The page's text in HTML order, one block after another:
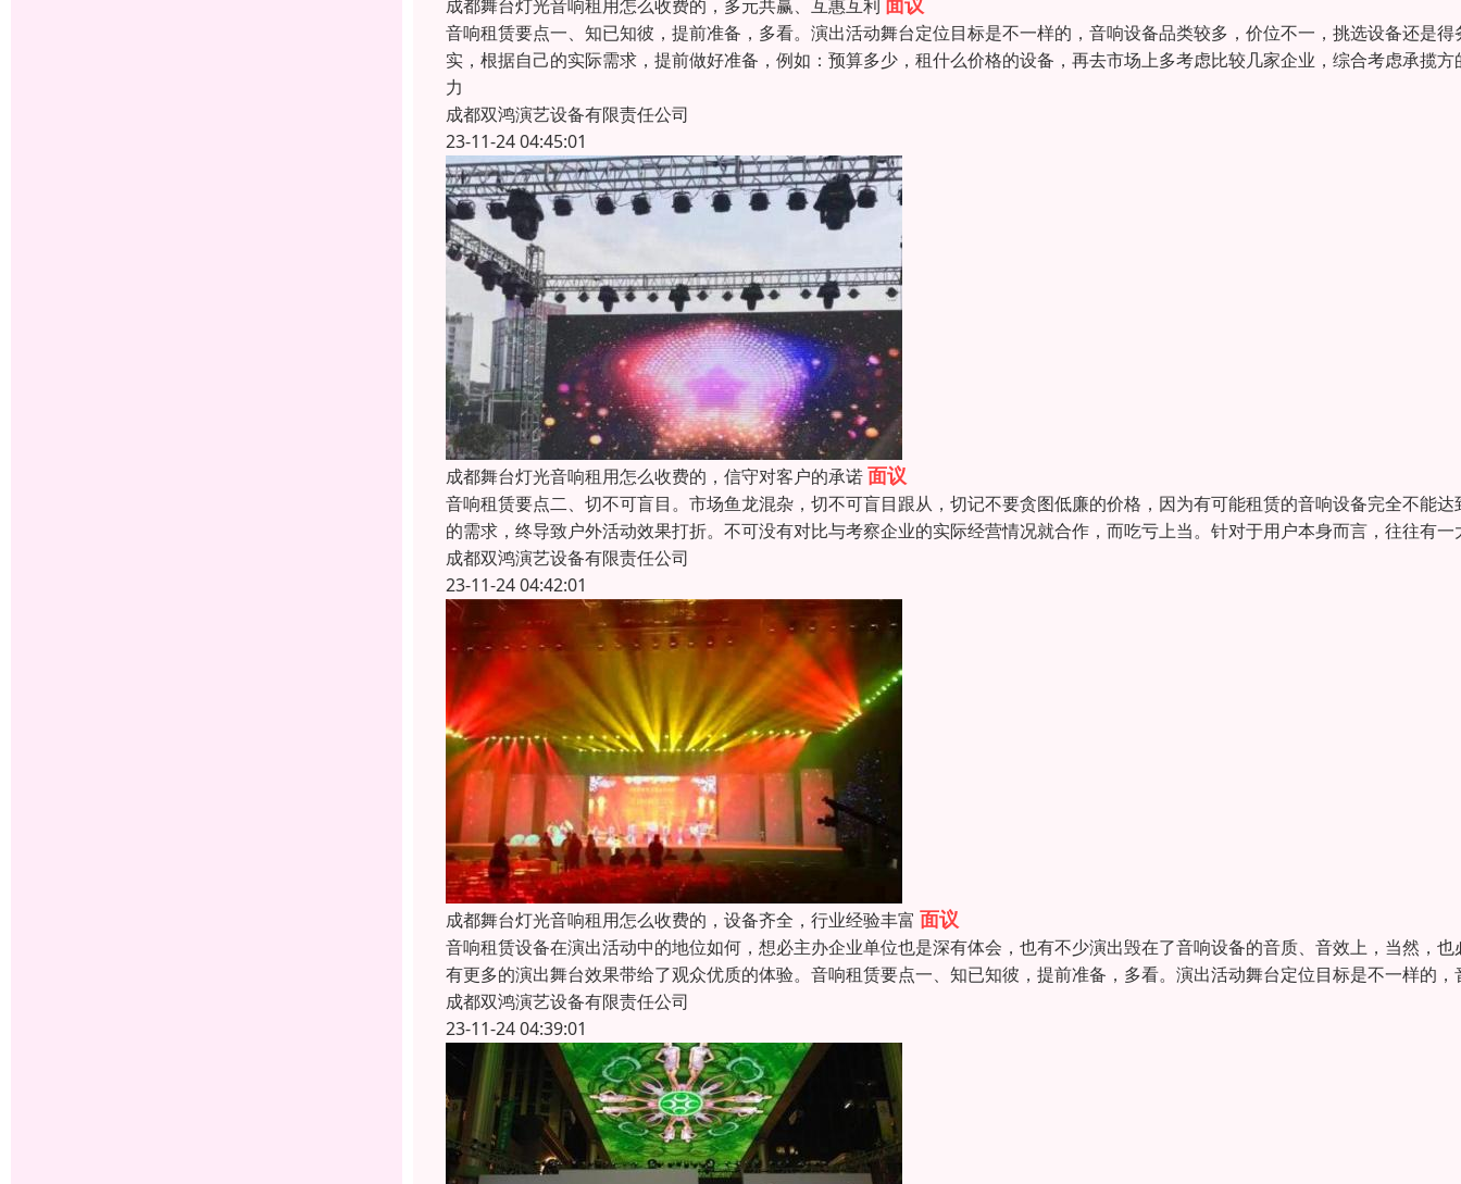
成都舞台灯光音响租用怎么收费的，多元共赢、互惠互利
音响租赁要点一、知已知彼，提前准备，多看。演出活动舞台定位目标是不一样的，音响设备品类较多，价位不一，挑选设备还是得
实，根据自己的实际需求，提前做好准备，例如：预算多少，租什么价格的设备，再去市场上多考虑比较几家企业，综合考虑承揽方
力
成都双鸿演艺设备有限责任公司
23-11-24 04:45:01
成都舞台灯光音响租用怎么收费的，信守对客户的承诺面议
音响租赁要点二、切不可盲目。市场鱼龙混杂，切不可盲目跟从，切记不要贪图低廉的价格，因为有可能租赁的音响设备完全不能达
的需求，终导致户外活动效果打折。不可没有对比与考察企业的实际经营情况就合作，而吃亏上当。针对于用户本身而言，往往有一
成都双鸿演艺设备有限责任公司
23-11-24 04:42:01
成都舞台灯光音响租用怎么收费的，设备齐全，行业经验丰富 面议
音响租赁设备在演出活动中的地位如何，想必主办企业单位也是深有体会，也有不少演出毁在了音响设备的音质、音效上，当然，也
有更多的演出舞台效果带给了观众优质的体验。音响租赁要点一、知已知彼，提前准备，多看。演出活动舞台定位目标是不一样的，
成都双鸿演艺设备有限责任公司
23-11-24 04:39:01